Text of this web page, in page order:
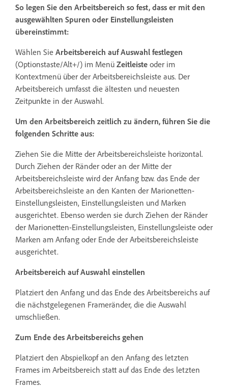
So legen Sie den Arbeitsbereich so fest, dass er mit den
ausgewählten Spuren oder Einstellungsleisten
übereinstimmt:
Wählen Sie Arbeitsbereich auf Auswahl festlegen
(Optionstaste/Alt+/) im Menü Zeitleiste oder im
Kontextmenü über der Arbeitsbereichsleiste aus. Der
Arbeitsbereich umfasst die ältesten und neuesten
Zeitpunkte in der Auswahl.
Um den Arbeitsbereich zeitlich zu ändern, führen Sie die
folgenden Schritte aus:
Ziehen Sie die Mitte der Arbeitsbereichsleiste horizontal.
Durch Ziehen der Ränder oder an der Mitte der
Arbeitsbereichsleiste wird der Anfang bzw. das Ende der
Arbeitsbereichsleiste an den Kanten der Marionetten-
Einstellungsleisten, Einstellungsleisten und Marken
ausgerichtet. Ebenso werden sie durch Ziehen der Ränder
der Marionetten-Einstellungsleisten, Einstellungsleiste oder
Marken am Anfang oder Ende der Arbeitsbereichsleiste
ausgerichtet.
Arbeitsbereich auf Auswahl einstellen
Platziert den Anfang und das Ende des Arbeitsbereichs auf
die nächstgelegenen Frameränder, die die Auswahl
umschließen.
Zum Ende des Arbeitsbereichs gehen
Platziert den Abspielkopf an den Anfang des letzten
Frames im Arbeitsbereich statt auf das Ende des letzten
Frames.